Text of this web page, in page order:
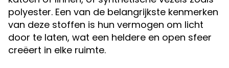
polyester. Een van de belangrijkste kenmerken
van deze stoffen is hun vermogen om licht
door te laten, wat een heldere en open sfeer
creëert in elke ruimte.